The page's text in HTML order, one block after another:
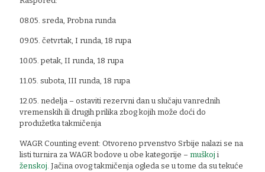
08.05. sreda, Probna runda
09.05. četvrtak, I runda, 18 rupa
10.05. petak, II runda, 18 rupa
11.05. subota, III runda, 18 rupa
12.05. nedelja – ostaviti rezervni dan u slučaju vanrednih
vremenskih ili drugih prilika zbog kojih može doći do
produžetka takmičenja
WAGR Counting event: Otvoreno prvenstvo Srbije nalazi se na
listi turnira za WAGR bodove u obe kategorije – muškoj i
ženskoj. Jačina ovog takmičenja ogleda se u tome da su tekuće